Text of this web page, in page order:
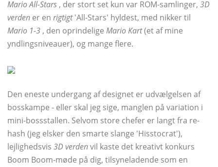
Mario All-Stars , der stort set kun var ROM-samlinger, 3D
verden er en rigtigt'All-Stars' hyldest, med nikker til
Mario 1-3 , den oprindelige Mario Kart(et af mine
yndlingsniveauer), og mange flere.
Den eneste undergang af designet er udvælgelsen af ​​
bosskampe - eller skal jeg sige, manglen på variation i
mini-bossstallen. Selvom store chefer er langt fra re-
hash (jeg elsker den smarte slange 'Hisstocrat'),
lejlighedsvis 3D verdenvil kaste det kreativt konkurs
Boom Boom-møde på dig, tilsyneladende som en